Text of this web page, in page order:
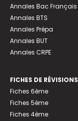
Annales Bac Français
Annales BTS
Annales Prépa
Annales BUT
Annales CRPE
FICHES DE RÉVISIONS
Fiches 6ème
Fiches 5ème
Fiches 4ème